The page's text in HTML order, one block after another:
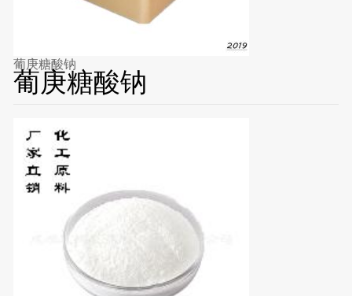
葡庚糖酸钠
葡庚糖酸钠